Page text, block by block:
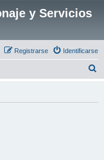
y Servicios
Identificarse
Registrarse